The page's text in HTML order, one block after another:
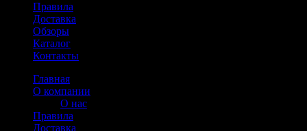
Правила
Доставка
Обзоры
Каталог
Контакты
Главная
О компании
О нас
Правила
Доставка